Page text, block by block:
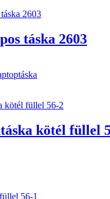
táska 2603
kötél füllel